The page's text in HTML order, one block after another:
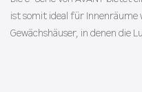
ist somit ideal für Innenräume
Gewächshäuser, in denen die